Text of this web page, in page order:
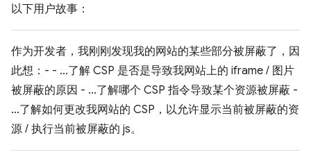
以下用户故事：
作为开发者，我刚刚发现我的网站的某些部分被屏蔽了，因
此想：- - ...了解 CSP 是否是导致我网站上的 iframe / 图片
被屏蔽的原因 - ...了解哪个 CSP 指令导致某个资源被屏蔽 -
...了解如何更改我网站的 CSP，以允许显示当前被屏蔽的资
源 / 执行当前被屏蔽的 js。